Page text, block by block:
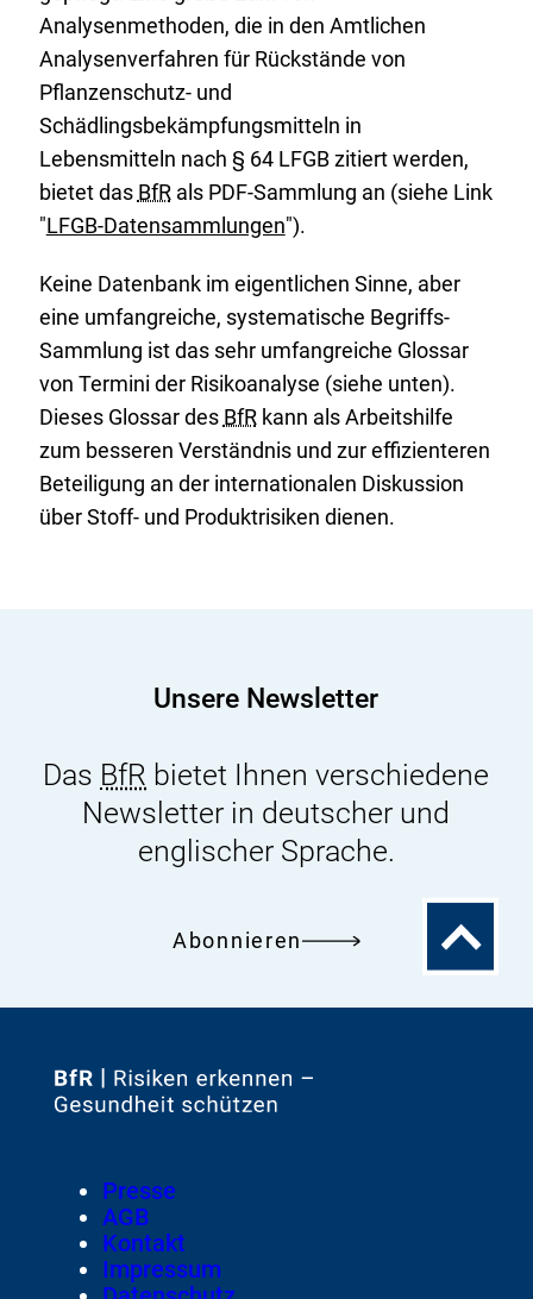
n
k
:
t
e
r
n
e
r
L
n
k
:
Analysenmethoden, die in den Amtlichen
Analysenverfahren für Rückstände von
Pflanzenschutz- und
Schädlingsbekämpfungsmitteln in
Lebensmitteln nach § 64 LFGB zitiert werden,
bietet das BfRals PDF-Sammlung an (siehe Link
"LFGB-Datensammlungen").
Keine Datenbank im eigentlichen Sinne, aber
eine umfangreiche, systematische Begriffs-
Sammlung ist das sehr umfangreiche Glossar
von Termini der Risikoanalyse (siehe unten).
Dieses Glossar des BfRkann als Arbeitshilfe
zum besseren Verständnis und zur effizienteren
Beteiligung an der internationalen Diskussion
über Stoff- und Produktrisiken dienen.
Unsere Newsletter
Das BfR bietet Ihnen verschiedene
Newsletter in deutscher und
englischer Sprache.
Abonnieren
Zum
Zur
Footer
Meta-
Navigation
Presse
AGB
Kontakt
Impressum